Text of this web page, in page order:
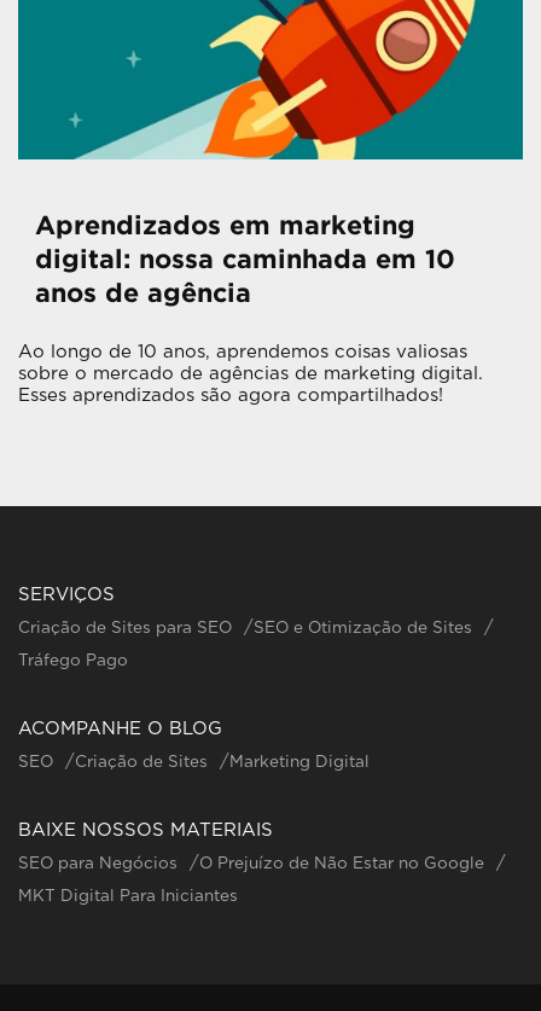
Aprendizados em marketing
digital: nossa caminhada em 10
anos de agência
Ao longo de 10 anos, aprendemos coisas valiosas
sobre o mercado de agências de marketing digital.
Esses aprendizados são agora compartilhados!
SERVIÇOS
Criação de Sites para SEO
SEO e Otimização de Sites
Tráfego Pago
ACOMPANHE O BLOG
SEO Criação de Sites Marketing Digital
BAIXE NOSSOS MATERIAIS
SEO para Negócios
O Prejuízo de Não Estar no Google
MKT Digital Para Iniciantes